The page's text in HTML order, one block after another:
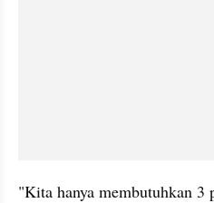
"Kita hanya membutuhkan 3